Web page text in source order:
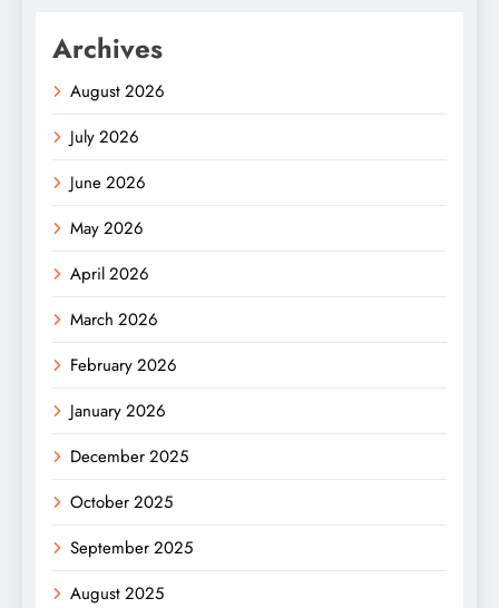
Archives
August 2026
July 2026
June 2026
May 2026
April 2026
March 2026
February 2026
January 2026
December 2025
October 2025
September 2025
August 2025